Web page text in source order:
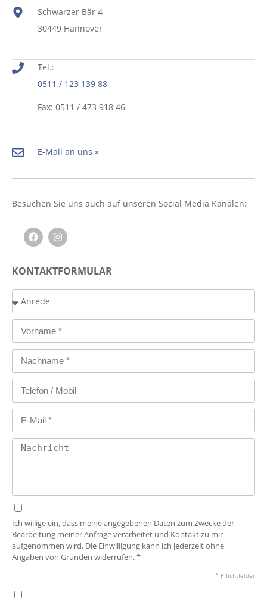
Schwarzer Bär 4
30449 Hannover
Tel.:
0511 / 123 139 88
Fax: 0511 / 473 918 46
E-Mail an uns »
Besuchen Sie uns auch auf unseren Social Media Kanälen:
KONTAKTFORMULAR
Ich willige ein, dass meine angegebenen Daten zum Zwecke der
Bearbeitung meiner Anfrage verarbeitet und Kontakt zu mir
aufgenommen wird. Die Einwilligung kann ich jederzeit ohne
Angaben von Gründen widerrufen. *
* Pflichtfelder